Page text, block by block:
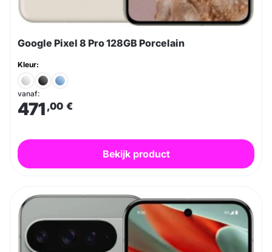
Google Pixel 8 Pro 128GB Porcelain
Kleur:
vanaf:
471 ,00 €
Bekijk product